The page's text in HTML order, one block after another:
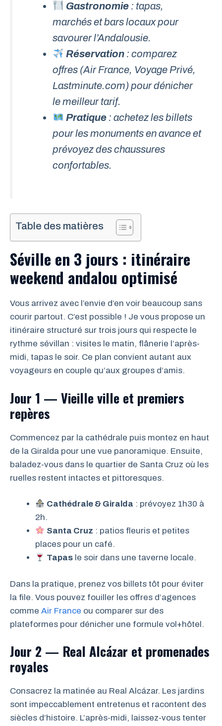
Gastronomie : tapas,
marchés et bars locaux pour
savourer l’Andalousie.
Réservation : comparez
offres (Air France, Voyage Privé,
Lastminute.com) pour dénicher
le meilleur tarif.
Pratique : achetez les billets
pour les monuments en avance et
prévoyez des chaussures
confortables.
Table des matières
Séville en 3 jours : itinéraire
weekend andalou optimisé
Vous arrivez avec l’envie d’en voir beaucoup sans
courir partout. C’est possible ! Je vous propose un
itinéraire structuré sur trois jours qui respecte le
rythme sévillan : visites le matin, flânerie l’après-
midi, tapas le soir. Ce plan convient autant aux
voyageurs en couple qu’aux groupes d’amis.
Jour 1 — Vieille ville et premiers
repères
Commencez par la cathédrale puis montez en haut
de la Giralda pour une vue panoramique. Ensuite,
baladez-vous dans le quartier de Santa Cruz où les
ruelles restent intactes et pittoresques.
Cathédrale & Giralda : prévoyez 1h30 à
2h.
Santa Cruz : patios fleuris et petites
places pour un café.
Tapas le soir dans une taverne locale.
Dans la pratique, prenez vos billets tôt pour éviter
la file. Vous pouvez fouiller les offres d’agences
comme Air France ou comparer sur des
plateformes pour dénicher une formule vol+hôtel.
Jour 2 — Real Alcázar et promenades
royales
Consacrez la matinée au Real Alcázar. Les jardins
sont impeccablement entretenus et racontent des
siècles d’histoire. L’après-midi, laissez-vous tenter